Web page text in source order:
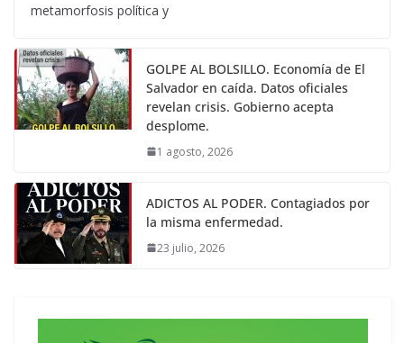
metamorfosis política y
GOLPE AL BOLSILLO. Economía de El
Salvador en caída. Datos oficiales
revelan crisis. Gobierno acepta
desplome.
1 agosto, 2026
ADICTOS AL PODER. Contagiados por
la misma enfermedad.
23 julio, 2026